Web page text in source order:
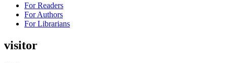
For Readers
For Authors
For Librarians
visitor